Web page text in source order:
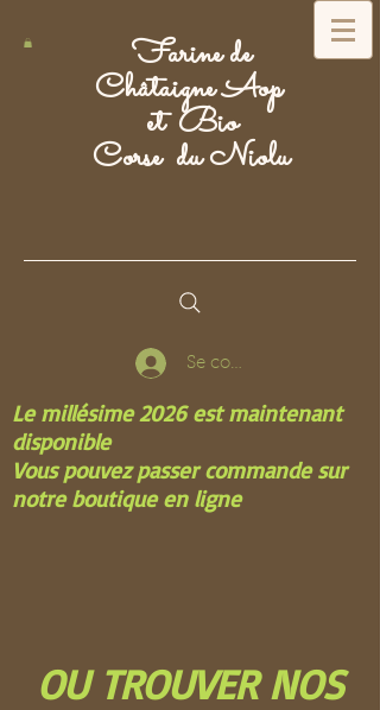
Farine de
Châtaigne Aop
et Bio
Corse du Niolu
Se connecter
Le millésime 2026 est maintenant
disponible
Vous pouvez passer commande sur
notre boutique en ligne
OU TROUVER NOS